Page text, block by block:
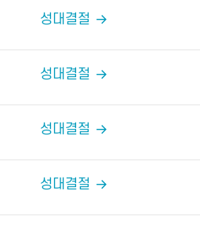
성대결절
성대결절
성대결절
성대결절